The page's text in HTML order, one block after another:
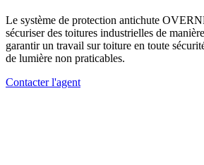
Le système de protection antichute
sécuriser des toitures industrielles de
garantir un travail sur toiture en toute
de lumière non praticables.
Contacter l'agent